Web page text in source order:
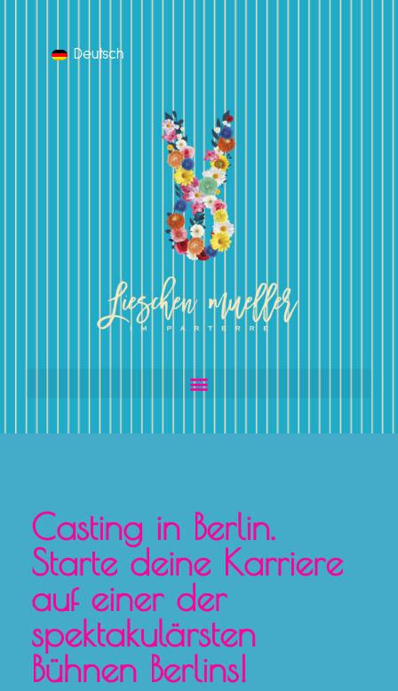
Deutsch
Casting in Berlin.
Starte deine Karriere
auf einer der
spektakulärsten
Bühnen Berlins!